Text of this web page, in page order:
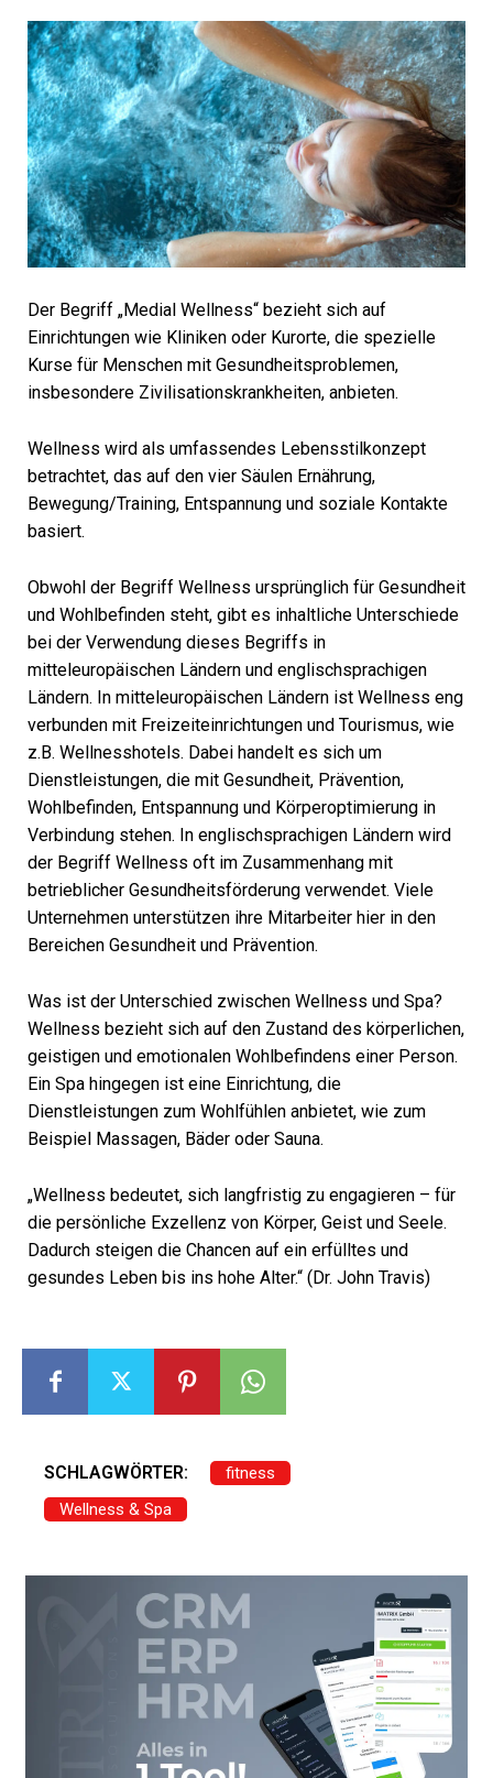
Der Begriff „Medial Wellness“ bezieht sich auf
Einrichtungen wie Kliniken oder Kurorte, die spezielle
Kurse für Menschen mit Gesundheitsproblemen,
insbesondere Zivilisationskrankheiten, anbieten.
Wellness wird als umfassendes Lebensstilkonzept
betrachtet, das auf den vier Säulen Ernährung,
Bewegung/Training, Entspannung und soziale Kontakte
basiert.
Obwohl der Begriff Wellness ursprünglich für Gesundheit
und Wohlbefinden steht, gibt es inhaltliche Unterschiede
bei der Verwendung dieses Begriffs in
mitteleuropäischen Ländern und englischsprachigen
Ländern. In mitteleuropäischen Ländern ist Wellness eng
verbunden mit Freizeiteinrichtungen und Tourismus, wie
z.B. Wellnesshotels. Dabei handelt es sich um
Dienstleistungen, die mit Gesundheit, Prävention,
Wohlbefinden, Entspannung und Körperoptimierung in
Verbindung stehen. In englischsprachigen Ländern wird
der Begriff Wellness oft im Zusammenhang mit
betrieblicher Gesundheitsförderung verwendet. Viele
Unternehmen unterstützen ihre Mitarbeiter hier in den
Bereichen Gesundheit und Prävention.
Was ist der Unterschied zwischen Wellness und Spa?
Wellness bezieht sich auf den Zustand des körperlichen,
geistigen und emotionalen Wohlbefindens einer Person.
Ein Spa hingegen ist eine Einrichtung, die
Dienstleistungen zum Wohlfühlen anbietet, wie zum
Beispiel Massagen, Bäder oder Sauna.
„Wellness bedeutet, sich langfristig zu engagieren – für
die persönliche Exzellenz von Körper, Geist und Seele.
Dadurch steigen die Chancen auf ein erfülltes und
gesundes Leben bis ins hohe Alter.“ (Dr. John Travis)
SCHLAGWÖRTER:
fitness
Wellness & Spa